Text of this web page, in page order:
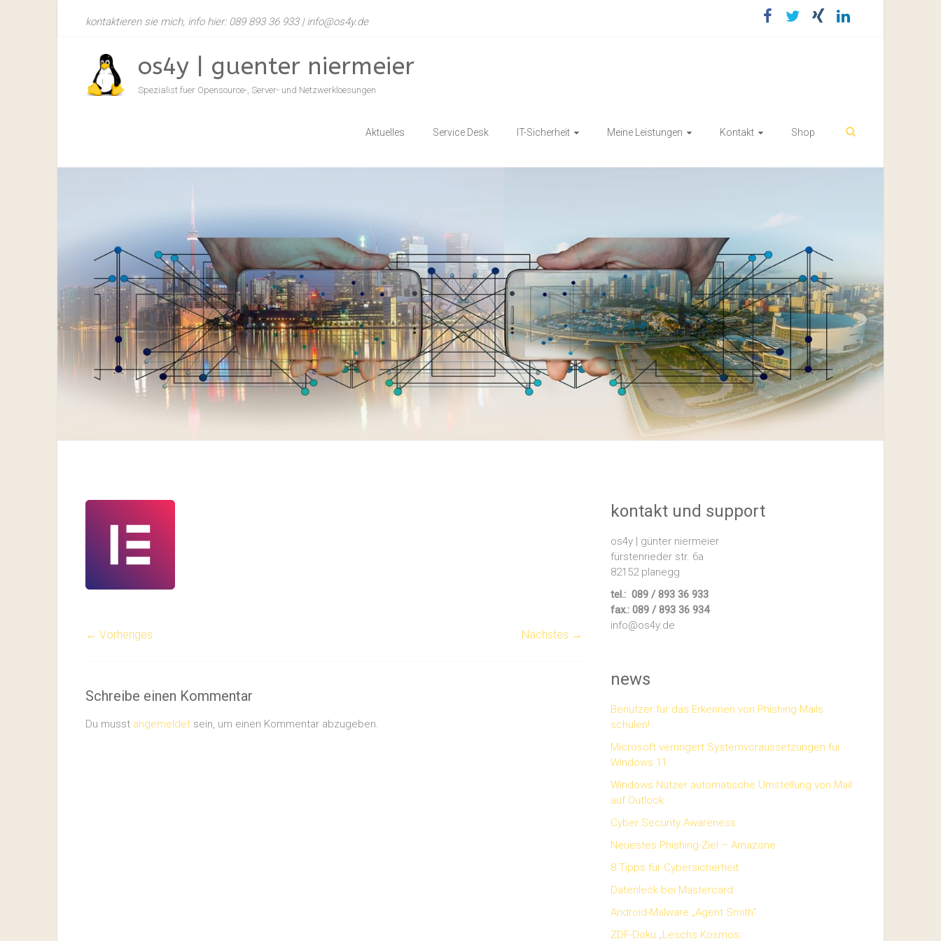
kontaktieren sie mich, info hier: 089 893 36 933 | info@os4y.de
os4y | guenter niermeier
Spezialist fuer Opensource-, Server- und Netzwerkloesungen
Aktuelles Service Desk IT-Sicherheit Meine Leistungen Kontakt Shop
← Vorheriges Nächstes →
Schreibe einen Kommentar
Du musst angemeldet sein, um einen Kommentar abzugeben.
kontakt und support
os4y | günter niermeier
fürstenrieder str. 6a
82152 planegg
tel.: 089 / 893 36 933
fax.: 089 / 893 36 934
info@os4y.de
news
Benutzer für das Erkennen von Phishing-Mails
schulen!
Microsoft verringert Systemvoraussetzungen für
Windows 11
Windows Nutzer automatische Umstellung von Mail
auf Outlook
Cyber Security Awareness
Neuestes Phishing-Ziel – Amazone
8 Tipps für Cybersicherheit
Datenleck bei Mastercard
Android-Malware „Agent Smith“
ZDF-Doku „Leschs Kosmos: